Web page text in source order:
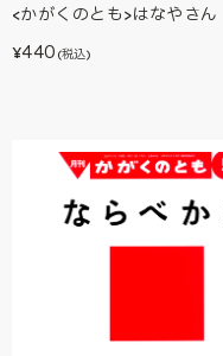
<かがくのとも>はなやさん
¥440 (税込)